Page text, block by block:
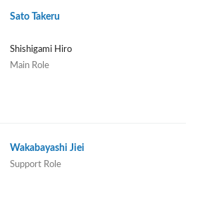
Sato Takeru
Shishigami Hiro
Main Role
Wakabayashi Jiei
Support Role